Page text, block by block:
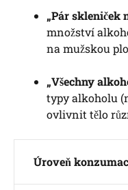
„Pár skleniček
množství
na mužskou
„Všechny
typy alkoholu
ovlivnit tělo
Úroveň